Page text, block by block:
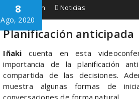
8
Ago, 2020
Babespean Noticias
Planificación anticipada
Iñaki cuenta en esta
importancia de la planificación
compartida de las decisiones.
muestra algunas formas de